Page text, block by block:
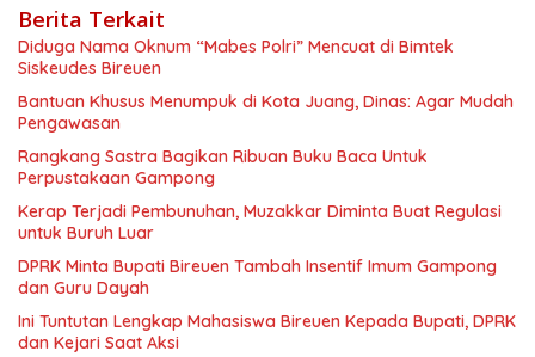
Berita Terkait
Diduga Nama Oknum “Mabes Polri” Mencuat di Bimtek
Siskeudes Bireuen
Bantuan Khusus Menumpuk di Kota Juang, Dinas: Agar Mudah
Pengawasan
Rangkang Sastra Bagikan Ribuan Buku Baca Untuk
Perpustakaan Gampong
Kerap Terjadi Pembunuhan, Muzakkar Diminta Buat Regulasi
untuk Buruh Luar
DPRK Minta Bupati Bireuen Tambah Insentif Imum Gampong
dan Guru Dayah
Ini Tuntutan Lengkap Mahasiswa Bireuen Kepada Bupati, DPRK
dan Kejari Saat Aksi